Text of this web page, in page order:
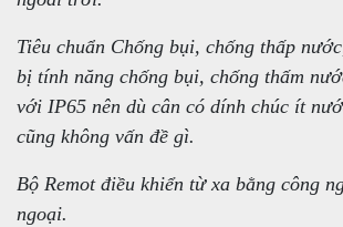
Tiêu chuẩn Chống bụi, chống thấp
bị tính năng chống bụi, chống thấm
với IP65 nên dù cân có dính chúc ít
cũng không vấn đề gì.
Bộ Remot điều khiển từ xa bằng công
ngoại.